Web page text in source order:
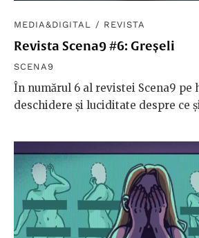
MEDIA&DIGITAL / REVISTA
Revista Scena9 #6: Greșeli
SCENA9
În numărul 6 al revistei Scena9 pe
deschidere și luciditate despre ce